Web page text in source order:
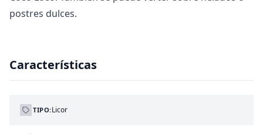
postres dulces.
Características
TIPO:Licor